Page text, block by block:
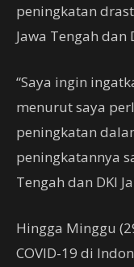
peningkatan
Jawa Tengah dan
“Saya ingin
menurut saya
peningkatan
peningkatannya
Tengah dan DKI
Hingga Minggu
COVID-19 di